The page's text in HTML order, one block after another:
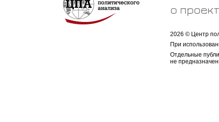
о
2026 © Центр
При
Отдельные
не